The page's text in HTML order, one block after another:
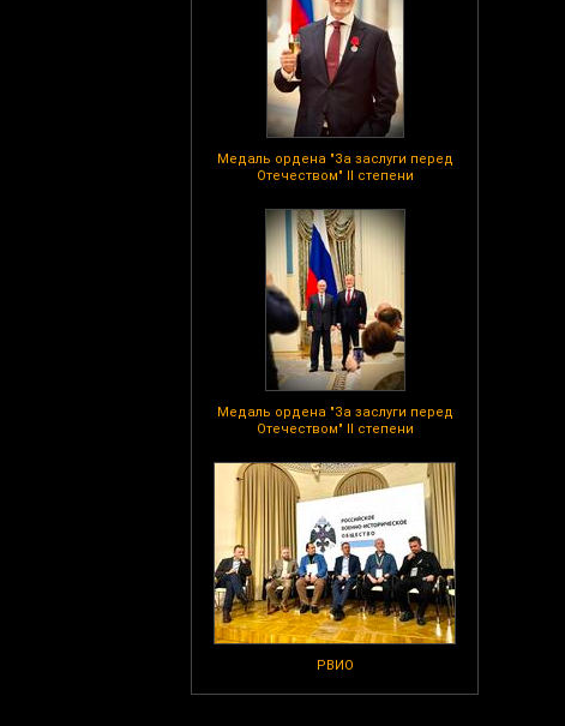
Медаль ордена "За заслуги перед
Отечеством" II степени
Медаль ордена "За заслуги перед
Отечеством" II степени
РВИО